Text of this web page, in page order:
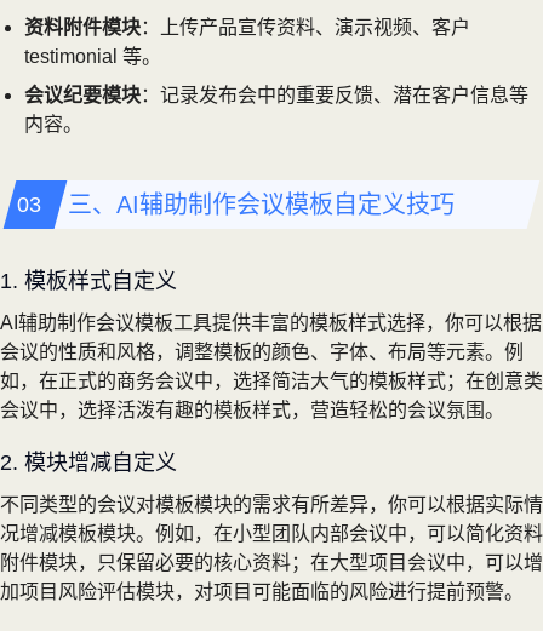
资料附件模块：上传产品宣传资料、演示视频、客户
testimonial 等。
会议纪要模块：记录发布会中的重要反馈、潜在客户信息等
内容。
三、AI辅助制作会议模板自定义技巧
1. 模板样式自定义
AI辅助制作会议模板工具提供丰富的模板样式选择，你可以根据
会议的性质和风格，调整模板的颜色、字体、布局等元素。例
如，在正式的商务会议中，选择简洁大气的模板样式；在创意类
会议中，选择活泼有趣的模板样式，营造轻松的会议氛围。
2. 模块增减自定义
不同类型的会议对模板模块的需求有所差异，你可以根据实际情
况增减模板模块。例如，在小型团队内部会议中，可以简化资料
附件模块，只保留必要的核心资料；在大型项目会议中，可以增
加项目风险评估模块，对项目可能面临的风险进行提前预警。